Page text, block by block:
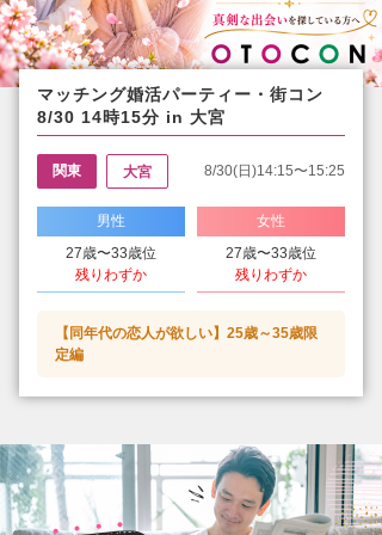
マッチング婚活パーティー・街コン
8/30 14時15分 in 大宮
関東 大宮 8/30(日)14:15〜15:25
男性
27歳〜33歳位
残りわずか
女性
27歳〜33歳位
残りわずか
【同年代の恋人が欲しい】25歳～35歳限
定編